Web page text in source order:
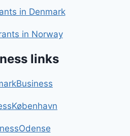
in Denmark
in Norway
links